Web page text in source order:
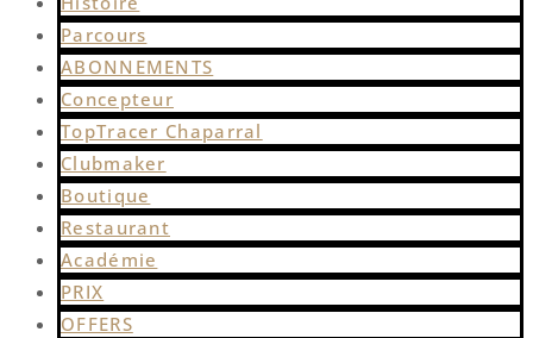
Parcours
ABONNEMENTS
Concepteur
TopTracer Chaparral
Clubmaker
Boutique
Restaurant
Académie
PRIX
OFFERS